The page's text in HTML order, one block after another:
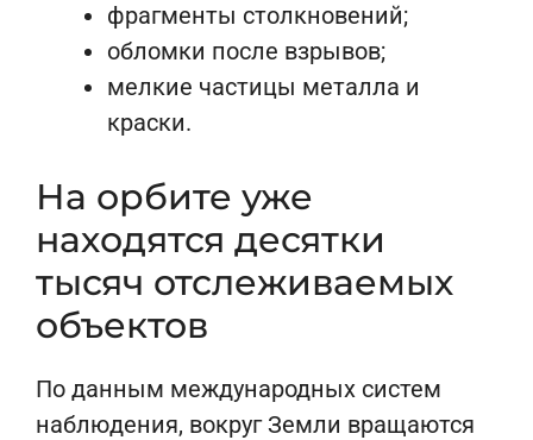
фрагменты столкновений;
обломки после взрывов;
мелкие частицы металла и
краски.
На орбите уже
находятся десятки
тысяч отслеживаемых
объектов
По данным международных систем
наблюдения, вокруг Земли вращаются